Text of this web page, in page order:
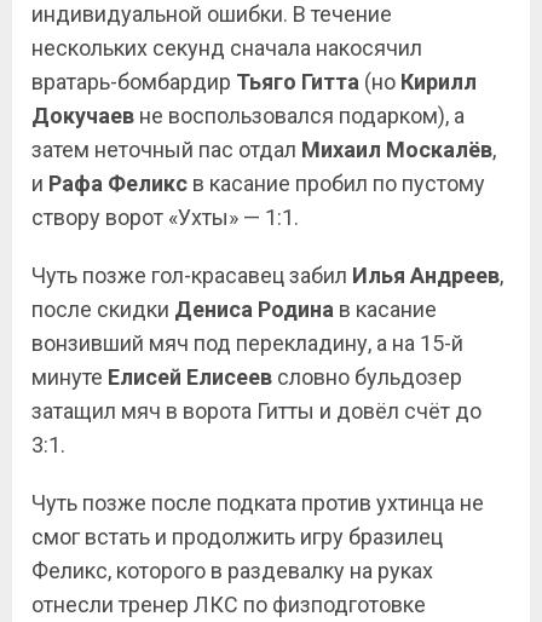
индивидуальной ошибки. В течение
нескольких секунд сначала накосячил
вратарь-бомбардир Тьяго Гитта (но Кирилл
Докучаев не воспользовался подарком), а
затем неточный пас отдал Михаил Москалёв,
и Рафа Феликс в касание пробил по пустому
створу ворот «Ухты» — 1:1.
Чуть позже гол-красавец забил Илья Андреев,
после скидки Дениса Родина в касание
вонзивший мяч под перекладину, а на 15-й
минуте Елисей Елисеев словно бульдозер
затащил мяч в ворота Гитты и довёл счёт до
3:1.
Чуть позже после подката против ухтинца не
смог встать и продолжить игру бразилец
Феликс, которого в раздевалку на руках
отнесли тренер ЛКС по физподготовке